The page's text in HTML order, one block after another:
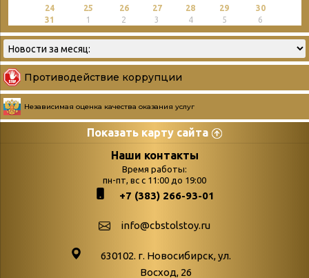
24 25 26 27 28 29
30
31
1 2 3 4 5 6
Противодействие коррупции
Независимая оценка качества оказания услуг
Показать карту сайта
Страницы
podvedenie-itogov-festivalya-
paskhalnaya-palitra
поступлений
Война. Народ.
Наши контакты
Время работы:
пн-пт, вс с 11:00 до 19:00
+7 (383) 266-93-01
info@cbstolstoy.ru
630102. г. Новосибирск, ул.
Восход, 26